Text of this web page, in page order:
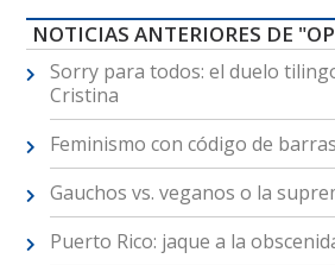
NOTICIAS ANTERIORES DE
Sorry para todos: el duelo
Cristina
Feminismo con código de barras
Gauchos vs. veganos o la
Puerto Rico: jaque a la